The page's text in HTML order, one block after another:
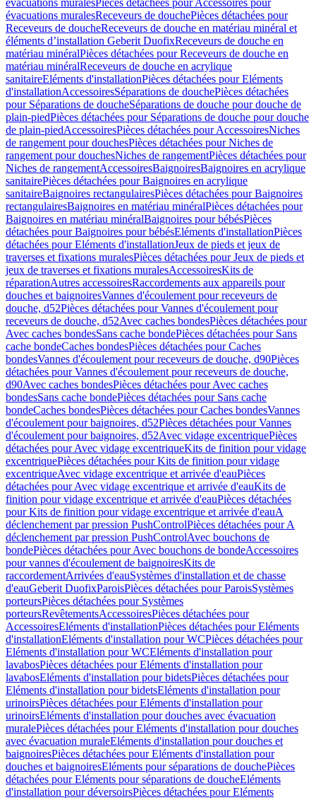
évacuations muralesPièces détachées pour Accessoires pour
évacuations muralesReceveurs de douchePièces détachées pour
Receveurs de doucheReceveurs de douche en matériau minéral et
éléments d’installation Geberit DuofixReceveurs de douche en
matériau minéralPièces détachées pour Receveurs de douche en
matériau minéralReceveurs de douche en acrylique
sanitaireEléments d'installationPièces détachées pour Eléments
d'installationAccessoiresSéparations de douchePièces détachées
pour Séparations de doucheSéparations de douche pour douche de
plain-piedPièces détachées pour Séparations de douche pour douche
de plain-piedAccessoiresPièces détachées pour AccessoiresNiches
de rangement pour douchesPièces détachées pour Niches de
rangement pour douchesNiches de rangementPièces détachées pour
Niches de rangementAccessoiresBaignoiresBaignoires en acrylique
sanitairePièces détachées pour Baignoires en acrylique
sanitaireBaignoires rectangulairesPièces détachées pour Baignoires
rectangulairesBaignoires en matériau minéralPièces détachées pour
Baignoires en matériau minéralBaignoires pour bébésPièces
détachées pour Baignoires pour bébésEléments d'installationPièces
détachées pour Eléments d'installationJeux de pieds et jeux de
traverses et fixations muralesPièces détachées pour Jeux de pieds et
jeux de traverses et fixations muralesAccessoiresKits de
réparationAutres accessoiresRaccordements aux appareils pour
douches et baignoiresVannes d'écoulement pour receveurs de
douche, d52Pièces détachées pour Vannes d'écoulement pour
receveurs de douche, d52Avec caches bondesPièces détachées pour
Avec caches bondesSans cache bondePièces détachées pour Sans
cache bondeCaches bondesPièces détachées pour Caches
bondesVannes d'écoulement pour receveurs de douche, d90Pièces
détachées pour Vannes d'écoulement pour receveurs de douche,
d90Avec caches bondesPièces détachées pour Avec caches
bondesSans cache bondePièces détachées pour Sans cache
bondeCaches bondesPièces détachées pour Caches bondesVannes
d'écoulement pour baignoires, d52Pièces détachées pour Vannes
d'écoulement pour baignoires, d52Avec vidage excentriquePièces
détachées pour Avec vidage excentriqueKits de finition pour vidage
excentriquePièces détachées pour Kits de finition pour vidage
excentriqueAvec vidage excentrique et arrivée d'eauPièces
détachées pour Avec vidage excentrique et arrivée d'eauKits de
finition pour vidage excentrique et arrivée d'eauPièces détachées
pour Kits de finition pour vidage excentrique et arrivée d'eauA
déclenchement par pression PushControlPièces détachées pour A
déclenchement par pression PushControlAvec bouchons de
bondePièces détachées pour Avec bouchons de bondeAccessoires
pour vannes d'écoulement de baignoiresKits de
raccordementArrivées d'eauSystèmes d'installation et de chasse
d'eauGeberit DuofixParoisPièces détachées pour ParoisSystèmes
porteursPièces détachées pour Systèmes
porteursRevêtementsAccessoiresPièces détachées pour
AccessoiresEléments d'installationPièces détachées pour Eléments
d'installationEléments d'installation pour WCPièces détachées pour
Eléments d'installation pour WCEléments d'installation pour
lavabosPièces détachées pour Eléments d'installation pour
lavabosEléments d'installation pour bidetsPièces détachées pour
Eléments d'installation pour bidetsEléments d'installation pour
urinoirsPièces détachées pour Eléments d'installation pour
urinoirsEléments d'installation pour douches avec évacuation
muralePièces détachées pour Eléments d'installation pour douches
avec évacuation muraleEléments d'installation pour douches et
baignoiresPièces détachées pour Eléments d'installation pour
douches et baignoiresEléments pour séparations de douchePièces
détachées pour Eléments pour séparations de doucheEléments
d'installation pour déversoirsPièces détachées pour Eléments